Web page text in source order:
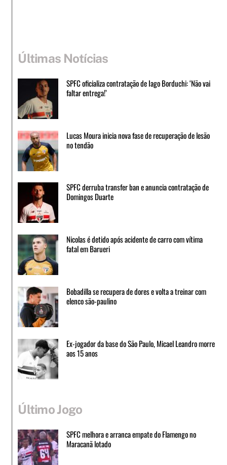
Últimas Notícias
SPFC oficializa contratação de Iago Borduchi: ‘Não vai
faltar entrega!’
Lucas Moura inicia nova fase de recuperação de lesão
no tendão
SPFC derruba transfer ban e anuncia contratação de
Domingos Duarte
Nicolas é detido após acidente de carro com vítima
fatal em Barueri
Bobadilla se recupera de dores e volta a treinar com
elenco são-paulino
Ex-jogador da base do São Paulo, Micael Leandro morre
aos 15 anos
Último Jogo
SPFC melhora e arranca empate do Flamengo no
Maracanã lotado